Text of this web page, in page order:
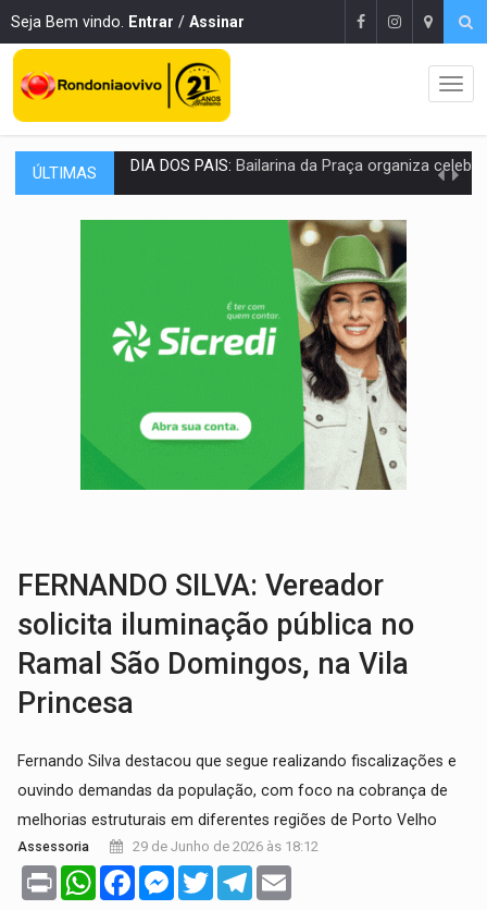
Seja Bem vindo. Entrar / Assinar
ÚLTIMAS VÍDEO:Perseguição a embarcação no rio Madeira termina com
MEGA SENA:Prêmio acumula para R$ 165
AVISO DE LICITAÇÃO: PREGÃO ELETRÔNICO Nº
PROVA CONTÁBIL:UNNESA apresenta documentos e questiona
VÍDEO:Ciclista é atropelado por carro na região Central de
AVISO DE LICITAÇÃO: PREGÃO ELETRÔNICO N.º
FUTEBOL:Confira classificados e detalhes do sorteio da Copa
Publicação Legal: CONCORRÊNCIA Nº 90504/2025/
FERNANDO SILVA: Vereador
solicita iluminação pública no
Ramal São Domingos, na Vila
Princesa
Fernando Silva destacou que segue realizando fiscalizações e
ouvindo demandas da população, com foco na cobrança de
melhorias estruturais em diferentes regiões de Porto Velho
Assessoria 29 de Junho de 2026 às 18:12
Print WhatsAppFacebookMessenger
TwitterTelegram